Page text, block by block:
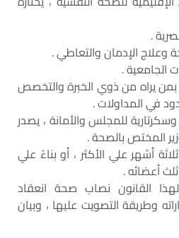
يراه من ذوي الخبرة والتخصص
في المداولات .
للمجلس والأمانة ، يصدر
المختص بالصحة .
أشهر علي الأكثر ، أو بناءً علي
أعضائه .
لهذا القانون نصاب صحة انعقاد
وطريقة التصويت عليها ، وبيان